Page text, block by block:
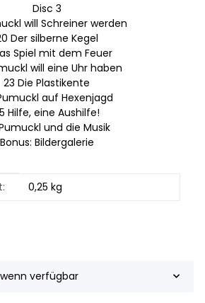
Disc 3
will Schreiner werden
Der silberne Kegel
Spiel mit dem Feuer
will eine Uhr haben
23 Die Plastikente
auf Hexenjagd
Hilfe, eine Aushilfe!
und die Musik
Bonus: Bildergalerie
0,25 kg
verfügbar